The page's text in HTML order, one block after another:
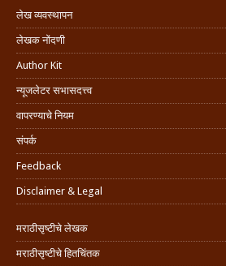
लेख व्यवस्थापन
लेखक नोंदणी
Author Kit
न्यूजलेटर सभासदत्त्व
वापरण्याचे नियम
संपर्क
Feedback
Disclaimer & Legal
मराठीसृष्टीचे लेखक
मराठीसृष्टीचे हितचिंतक